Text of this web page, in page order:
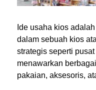
Ide usaha kios
dalam sebuah kios
strategis seperti
menawarkan
pakaian, aksesoris,